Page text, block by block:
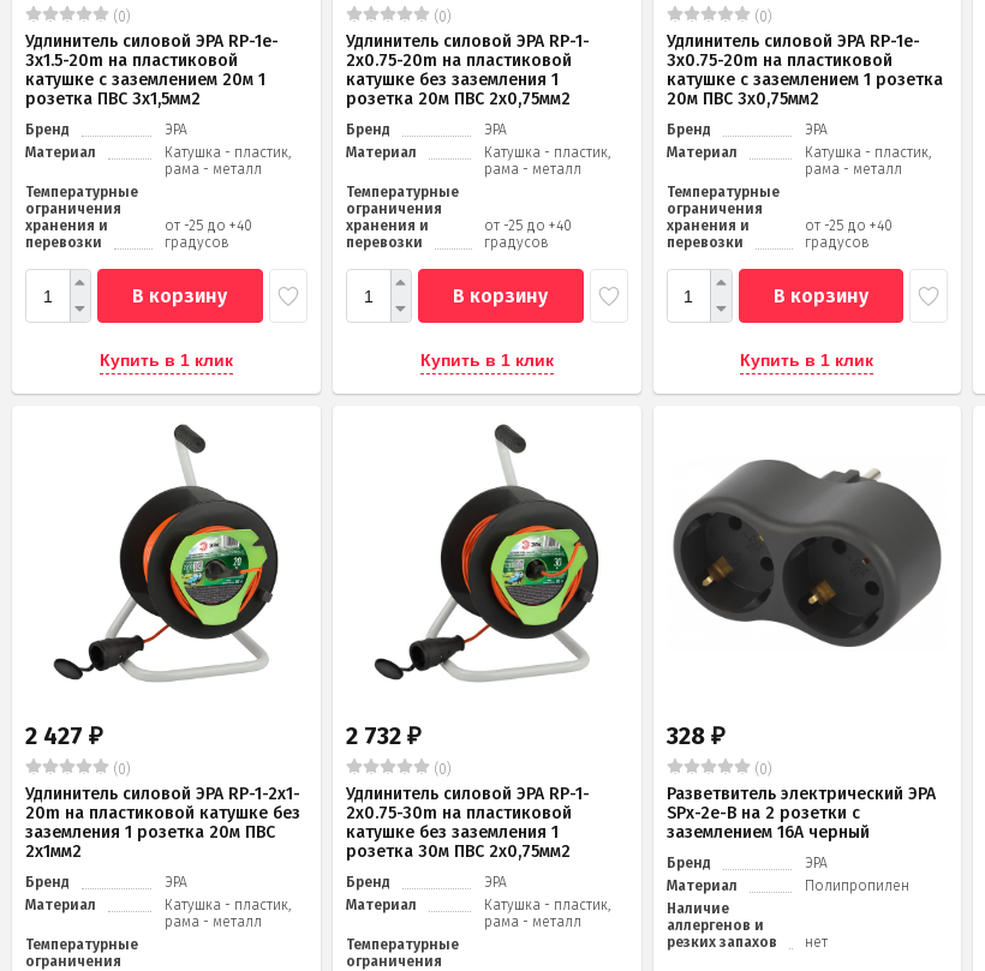
(0)
Удлинитель силовой ЭРА RP-1e-
3x1.5-20m на пластиковой
катушке c заземлением 20м 1
розетка ПВС 3х1,5мм2
Бренд
ЭРА
Материал
Катушка - пластик,
рама - металл
Температурные
ограничения
хранения и
перевозки
от -25 до +40
градусов
В корзину
Купить в 1 клик
(0)
Удлинитель силовой ЭРА RP-1-
2x0.75-20m на пластиковой
катушке без заземления 1
розетка 20м ПВС 2х0,75мм2
Бренд
ЭРА
Материал
Катушка - пластик,
рама - металл
Температурные
ограничения
хранения и
перевозки
от -25 до +40
градусов
В корзину
Купить в 1 клик
(0)
Удлинитель силовой ЭРА RP-1e-
3х0.75-20m на пластиковой
катушке c заземлением 1 розетка
20м ПВС 3х0,75мм2
Бренд
ЭРА
Материал
Катушка - пластик,
рама - металл
Температурные
ограничения
хранения и
перевозки
от -25 до +40
градусов
В корзину
Купить в 1 клик
2 427 ₽
(0)
Удлинитель силовой ЭРА RP-1-2x1-
20m на пластиковой катушке без
заземления 1 розетка 20м ПВС
2х1мм2
Бренд
ЭРА
Материал
Катушка - пластик,
рама - металл
Температурные
ограничения
2 732 ₽
(0)
Удлинитель силовой ЭРА RP-1-
2x0.75-30m на пластиковой
катушке без заземления 1
розетка 30м ПВС 2х0,75мм2
Бренд
ЭРА
Материал
Катушка - пластик,
рама - металл
Температурные
ограничения
328 ₽
(0)
Разветвитель электрический ЭРА
SPx-2e-B на 2 розетки с
заземлением 16А черный
Бренд
ЭРА
Материал
Полипропилен
Наличие
аллергенов и
резких запахов
нет